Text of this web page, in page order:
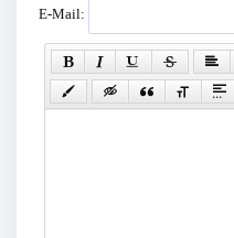
E-Mail: